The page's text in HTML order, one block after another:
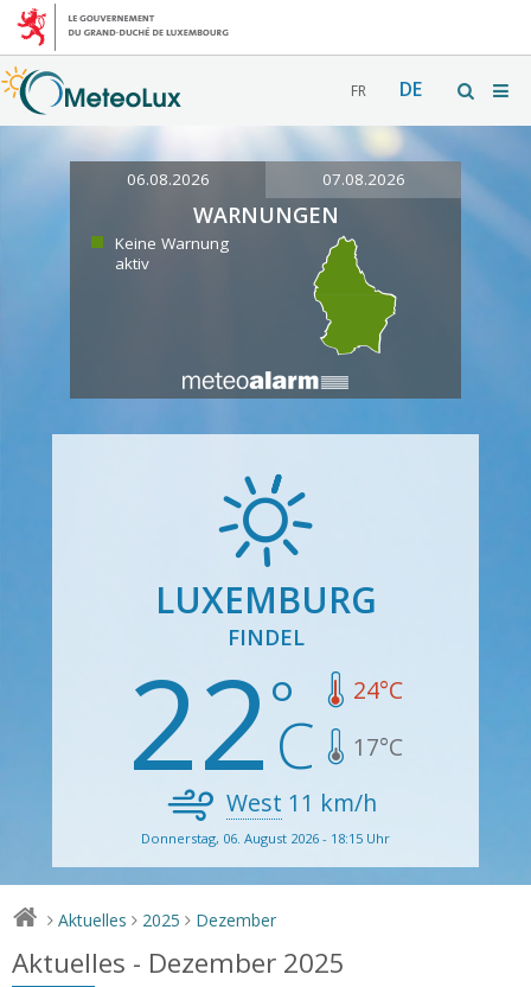
FR DE
06.08.2026 07.08.2026
WARNUNGEN
Keine Warnung
aktiv
LUXEMBURG
FINDEL
22 24°C
17°C
West 11 km/h
Donnerstag, 06. August 2026 - 18:15 Uhr
> Aktuelles > 2025 > Dezember
Aktuelles - Dezember 2025